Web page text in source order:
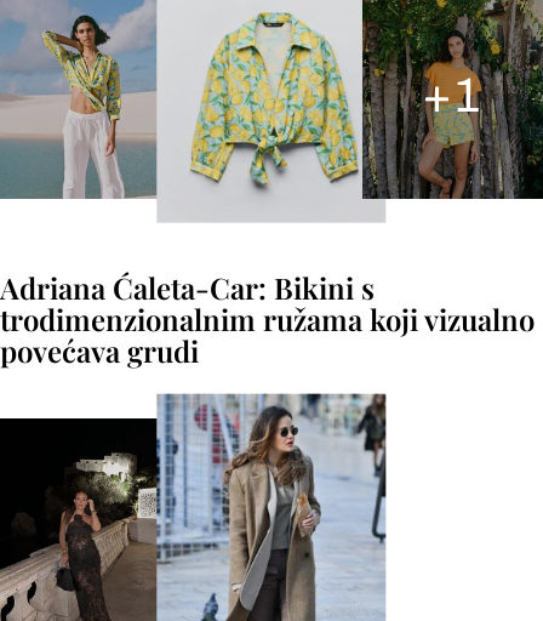
+1
Adriana Ćaleta-Car: Bikini s
trodimenzionalnim ružama koji vizualno
povećava grudi